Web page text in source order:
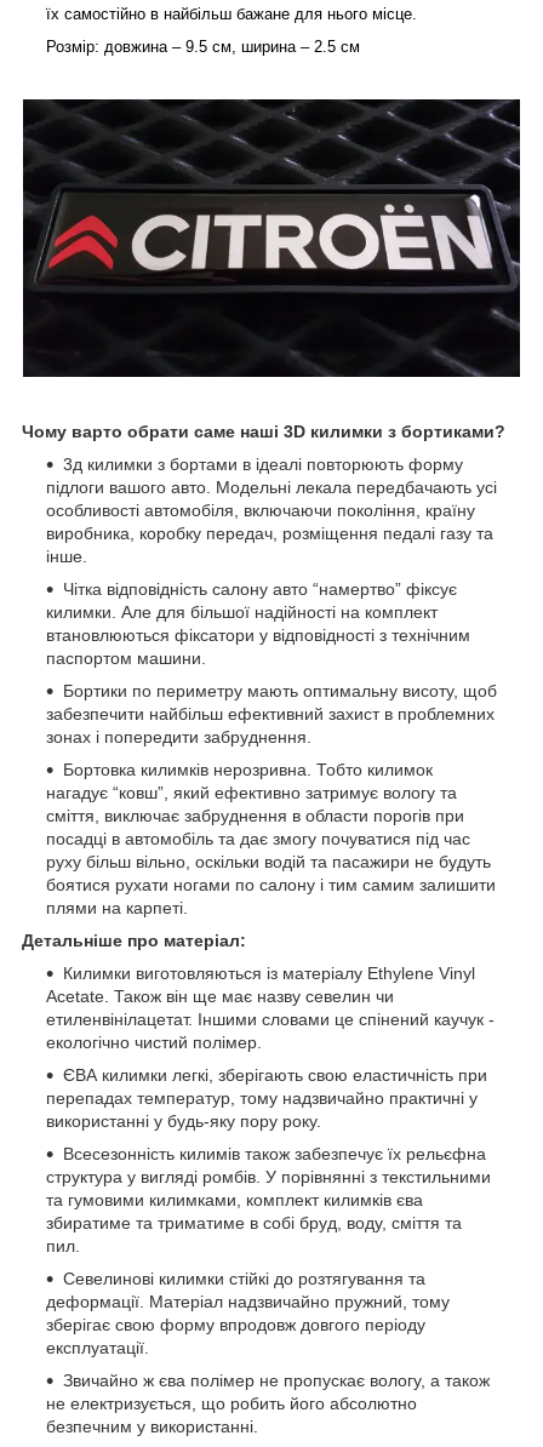
їх самостійно в найбільш бажане для нього місце.
Розмір: довжина – 9.5 см, ширина – 2.5 см
Чому варто обрати саме наші 3D килимки з бортиками?
3д килимки з бортами в ідеалі повторюють форму
підлоги вашого авто. Модельні лекала передбачають усі
особливості автомобіля, включаючи покоління, країну
виробника, коробку передач, розміщення педалі газу та
інше.
Чітка відповідність салону авто “намертво” фіксує
килимки. Але для більшої надійності на комплект
втановлюються фіксатори у відповідності з технічним
паспортом машини.
Бортики по периметру мають оптимальну висоту, щоб
забезпечити найбільш ефективний захист в проблемних
зонах і попередити забруднення.
Бортовка килимків нерозривна. Тобто килимок
нагадує “ковш”, який ефективно затримує вологу та
сміття, виключає забруднення в области порогів при
посадці в автомобіль та дає змогу почуватися під час
руху більш вільно, оскільки водій та пасажири не будуть
боятися рухати ногами по салону і тим самим залишити
плями на карпеті.
Детальніше про матеріал:
Килимки виготовляються із матеріалу Ethylene Vinyl
Acetate. Також він ще має назву севелин чи
етиленвінілацетат. Іншими словами це спінений каучук -
екологічно чистий полімер.
ЄВА килимки легкі, зберігають свою еластичність при
перепадах температур, тому надзвичайно практичні у
використанні у будь-яку пору року.
Всесезонність килимів також забезпечує їх рельєфна
структура у вигляді ромбів. У порівнянні з текстильними
та гумовими килимками, комплект килимків єва
збиратиме та триматиме в собі бруд, воду, сміття та
пил.
Севелинові килимки стійкі до розтягування та
деформації. Матеріал надзвичайно пружний, тому
зберігає свою форму впродовж довгого періоду
експлуатації.
Звичайно ж єва полімер не пропускає вологу, а також
не електризується, що робить його абсолютно
безпечним у використанні.